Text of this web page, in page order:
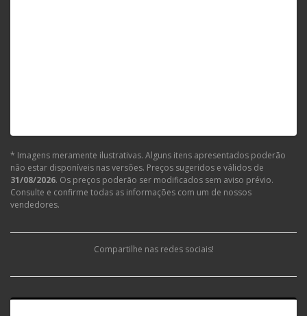
* Imagens meramente ilustrativas. Alguns itens apresentados poderão
não estar disponíveis nas versões. Preços sugeridos e válidos de
31/08/2026. Os preços poderão ser modificados sem aviso prévio.
Consulte e confirme todas as informações com um de nossos
vendedores.
Compartilhe nas redes sociais!